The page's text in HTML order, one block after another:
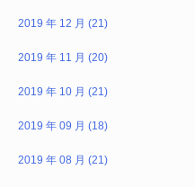
2019 年 12 月 (21)
2019 年 11 月 (20)
2019 年 10 月 (21)
2019 年 09 月 (18)
2019 年 08 月 (21)